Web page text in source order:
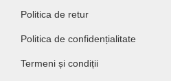
Politica de retur
Politica de confidențialitate
Termeni și condiții